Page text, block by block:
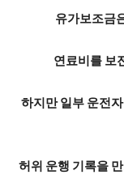
유가보조금
연료비를 보
하지만 일부 운전
허위 운행 기록을